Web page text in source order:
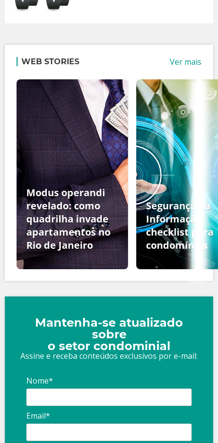
WEB STORIES Ver mais
Modus operandi
revelado: como
quadrilha invade
apartamentos no
Rio de Janeiro
Segurança da
Informação:
checklist para
condomínios
Mantenha-se atualizado
sobre
o setor condominial
Assine e receba conteúdos exclusivos por e-mail:
Nome*
Email*